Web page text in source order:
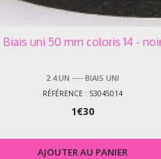
Biais uni 50 mm coloris 14 -
2.4.UN ---- BIAIS UNI
RÉFÉRENCE : S3045014
1€30
AJOUTER AU PANIER